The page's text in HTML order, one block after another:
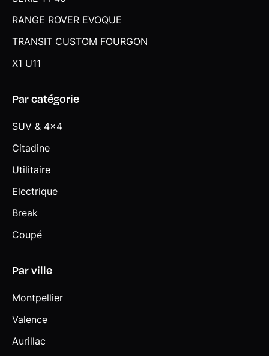
RANGE ROVER EVOQUE
TRANSIT CUSTOM FOURGON
X1 U11
Par catégorie
SUV & 4x4
Citadine
Utilitaire
Electrique
Break
Coupé
Par ville
Montpellier
Valence
Aurillac